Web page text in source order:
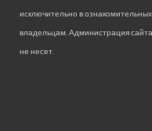
исключительно в
владельцам. Администрация
не несет.